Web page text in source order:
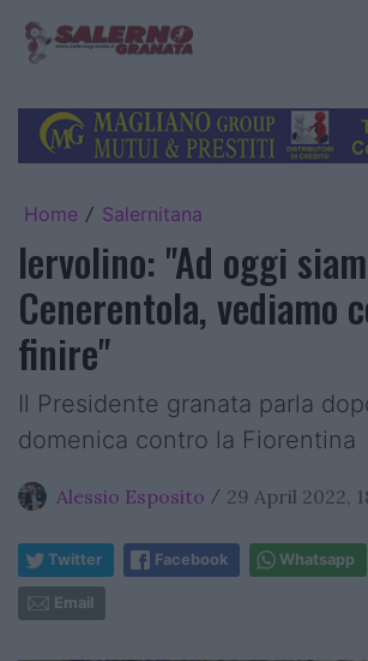
Home / Salernitana
Iervolino: "Ad oggi
Cenerentola, vediamo
finire"
Il Presidente granata parla
domenica contro la Fiorentina
Alessio Esposito / 29 April 2022,
Twitter Facebook Whatsapp
Email